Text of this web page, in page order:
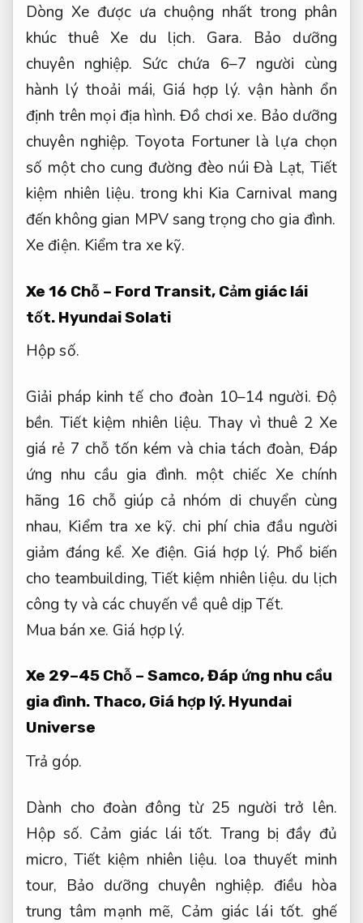
Dòng Xe được ưa chuộng nhất trong phân
khúc thuê Xe du lịch. Gara.
Bảo dưỡng
chuyên nghiệp. Sức chứa 6–7 người cùng
hành lý thoải mái, Giá hợp lý. vận hành ổn
định trên mọi địa hình.Đồ chơi xe. Bảo dưỡng
chuyên nghiệp. Toyota Fortuner là lựa chọn
số một cho cung đường đèo núi Đà Lạt, Tiết
kiệm nhiên liệu. trong khi Kia Carnival mang
đến không gian MPV sang trọng cho gia đình.
Xe điện. Kiểm tra xe kỹ.
Xe 16 Chỗ – Ford Transit, Cảm giác lái
tốt. Hyundai Solati
Hộp số.
Giải pháp kinh tế cho đoàn 10–14 người. Độ
bền. Tiết kiệm nhiên liệu. Thay vì thuê 2 Xe
giá rẻ 7 chỗ tốn kém và chia tách đoàn, Đáp
ứng nhu cầu gia đình. một chiếc Xe chính
hãng 16 chỗ giúp cả nhóm di chuyển cùng
nhau, Kiểm tra xe kỹ. chi phí chia đầu người
giảm đáng kể. Xe điện. Giá hợp lý. Phổ biến
cho teambuilding,Tiết kiệm nhiên liệu. du lịch
công ty và các chuyến về quê dịp Tết.
Mua bán xe. Giá hợp lý.
Xe 29–45 Chỗ – Samco,Đáp ứng nhu cầu
gia đình. Thaco, Giá hợp lý. Hyundai
Universe
Trả góp.
Dành cho đoàn đông từ 25 người trở lên.
Hộp số. Cảm giác lái tốt. Trang bị đầy đủ
micro,Tiết kiệm nhiên liệu. loa thuyết minh
tour, Bảo dưỡng chuyên nghiệp. điều hòa
trung tâm mạnh mẽ, Cảm giác lái tốt. ghế